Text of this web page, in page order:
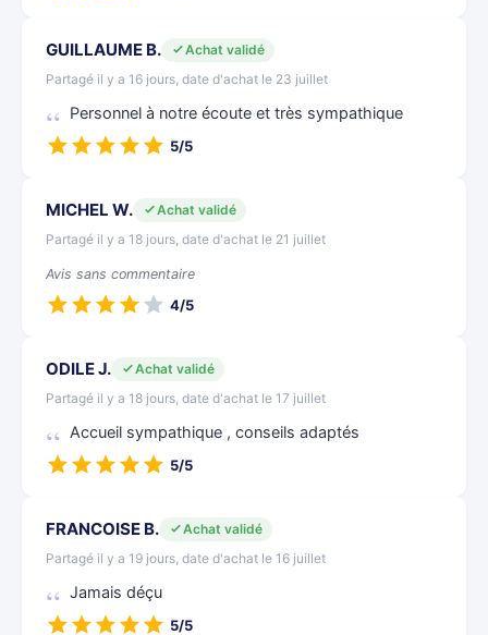
GUILLAUME B.
Achat validé
Partagé il y a 16 jours, date d'achat le 23 juillet
Personnel à notre écoute et très sympathique
5/5
MICHEL W.
Achat validé
Partagé il y a 18 jours, date d'achat le 21 juillet
Avis sans commentaire
4/5
ODILE J.
Achat validé
Partagé il y a 18 jours, date d'achat le 17 juillet
Accueil sympathique , conseils adaptés
5/5
FRANCOISE B.
Achat validé
Partagé il y a 19 jours, date d'achat le 16 juillet
Jamais déçu
5/5